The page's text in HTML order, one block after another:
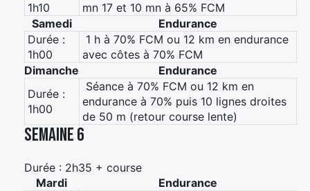
1h10
mn 17 et 10 mn à 65% FCM
Samedi
Endurance
Durée :
1h00
 1 h à 70% FCM ou 12 km en endurance
avec côtes à 70% FCM
Dimanche
Endurance
Durée :
1h00
 Séance à 70% FCM ou 12 km en
endurance à 70% puis 10 lignes droites
de 50 m (retour course lente)
Semaine 6
Durée : 2h35 + course
Mardi
Endurance